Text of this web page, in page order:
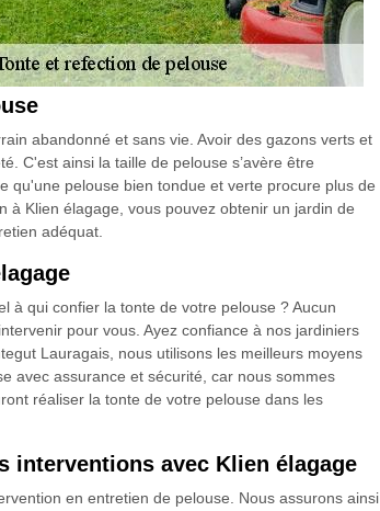
abandonné et sans vie. Avoir des gazons verts et
C'est ainsi la taille de pelouse s’avère être
qu'une pelouse bien tondue et verte procure plus de
à Klien élagage, vous pouvez obtenir un jardin de
adéquat.
à qui confier la tonte de votre pelouse ? Aucun
pour vous. Ayez confiance à nos jardiniers
Lauragais, nous utilisons les meilleurs moyens
avec assurance et sécurité, car nous sommes
réaliser la tonte de votre pelouse dans les
interventions avec Klien élagage
en entretien de pelouse. Nous assurons ainsi